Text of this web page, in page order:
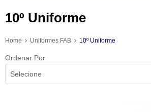
10º Uniforme
Home Uniformes FAB 10º Uniforme
Ordenar Por
Selecione